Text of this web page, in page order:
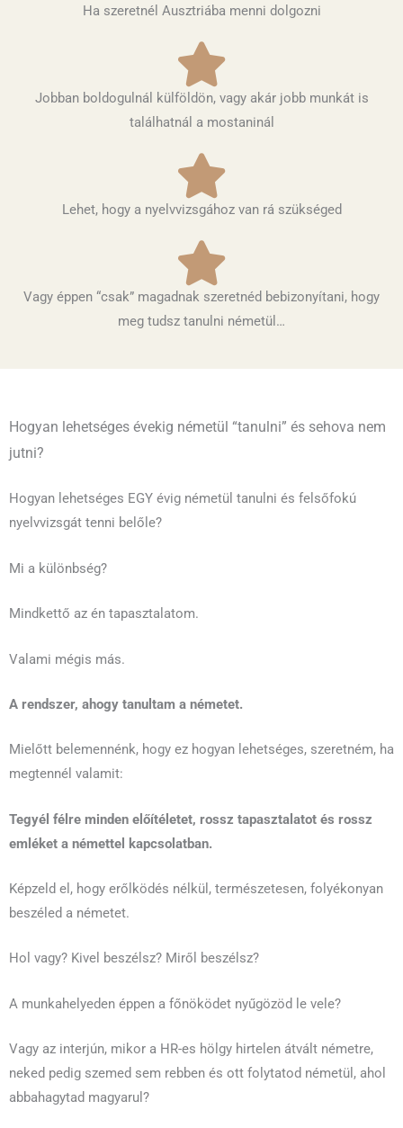
Ha szeretnél Ausztriába menni dolgozni
Jobban boldogulnál külföldön, vagy akár jobb munkát is
találhatnál a mostaninál
Lehet, hogy a nyelvvizsgához van rá szükséged
Vagy éppen “csak” magadnak szeretnéd bebizonyítani, hogy
meg tudsz tanulni németül…
Hogyan lehetséges évekig németül “tanulni” és sehova nem
jutni?
Hogyan lehetséges EGY évig németül tanulni és felsőfokú
nyelvvizsgát tenni belőle?
Mi a különbség?
Mindkettő az én tapasztalatom.
Valami mégis más.
A rendszer, ahogy tanultam a németet.
Mielőtt belemennénk, hogy ez hogyan lehetséges, szeretném, ha
megtennél valamit:
Tegyél félre minden előítéletet, rossz tapasztalatot és rossz
emléket a némettel kapcsolatban.
Képzeld el, hogy erőlködés nélkül, természetesen, folyékonyan
beszéled a németet.
Hol vagy? Kivel beszélsz? Miről beszélsz?
A munkahelyeden éppen a főnöködet nyűgözöd le vele?
Vagy az interjún, mikor a HR-es hölgy hirtelen átvált németre,
neked pedig szemed sem rebben és ott folytatod németül, ahol
abbahagytad magyarul?